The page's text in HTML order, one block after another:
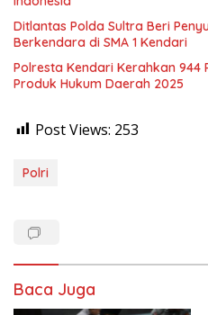
Ditlantas Polda Sultra Beri
Berkendara di SMA 1 Kendari
Polresta Kendari Kerahkan 944
Produk Hukum Daerah 2025
Post Views: 253
Polri
Baca Juga